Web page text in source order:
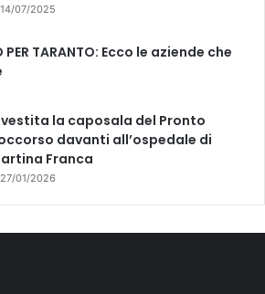
14/07/2025
PER TARANTO: Ecco le aziende che
la caposala del Pronto
davanti all’ospedale di
Franca
27/01/2026